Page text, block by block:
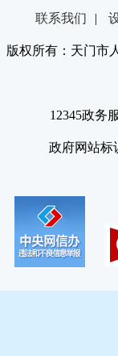
联系我们 |
版权所有：天门
12345政务
政府网站